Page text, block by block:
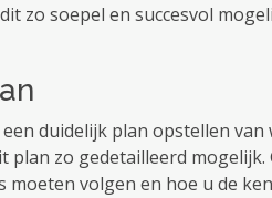
zo soepel en succesvol
duidelijk plan opstellen van
zo gedetailleerd mogelijk.
volgen en hoe u de